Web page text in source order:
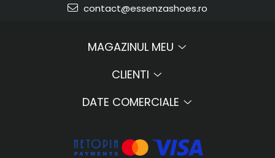
contact@essenzashoes.ro
MAGAZINUL MEU
CLIENTI
DATE COMERCIALE